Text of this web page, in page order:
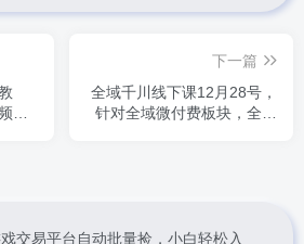
的
下一篇
全域千川线下课12月28号，
针对全域微付费板块，全域
交易平台自动批量捡，小白轻松入